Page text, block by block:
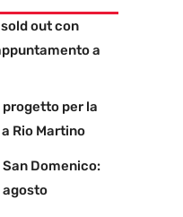
out con
a
per la
Rio Martino
Domenico:
agosto